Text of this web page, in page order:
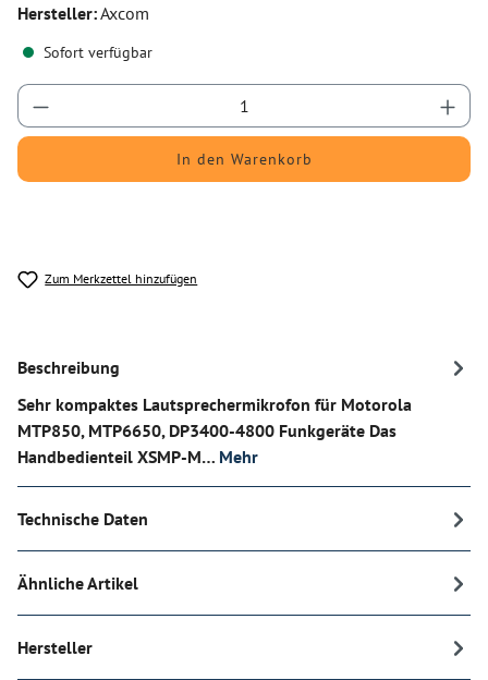
Hersteller:Axcom
Sofort verfügbar
Produkt Anzahl: Gib den gewünschten Wert
In den Warenkorb
Zum Merkzettel hinzufügen
Beschreibung
Sehr kompaktes Lautsprechermikrofon für Motorola
MTP850, MTP6650, DP3400-4800 Funkgeräte Das
Handbedienteil XSMP-M… Mehr
Technische Daten
Ähnliche Artikel
Hersteller